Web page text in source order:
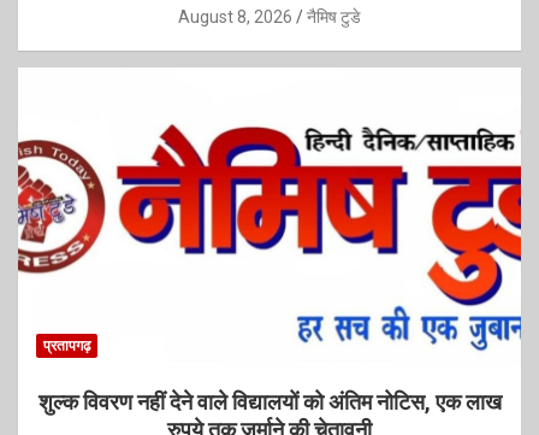
August 8, 2026 नैमिष टुडे
प्रतापगढ़
शुल्क विवरण नहीं देने वाले विद्यालयों को अंतिम नोटिस, एक लाख
रुपये तक जुर्माने की चेतावनी